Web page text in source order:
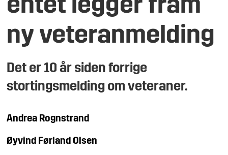
entet legger fram
ny veteranmelding
Det er 10 år siden forrige
stortingsmelding om veteraner.
Andrea Rognstrand
Øyvind Førland Olsen